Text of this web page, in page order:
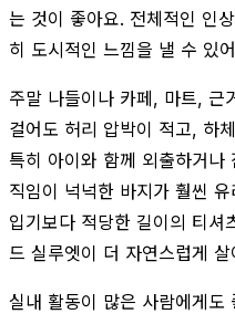
는 것이 좋아요. 전체적인 인
히 도시적인 느낌을 낼 수 있
주말 나들이나 카페, 마트, 근
걸어도 허리 압박이 적고, 하
특히 아이와 함께 외출하거나
직임이 넉넉한 바지가 훨씬
입기보다 적당한 길이의 티셔
드 실루엣이 더 자연스럽게 살
실내 활동이 많은 사람에게도